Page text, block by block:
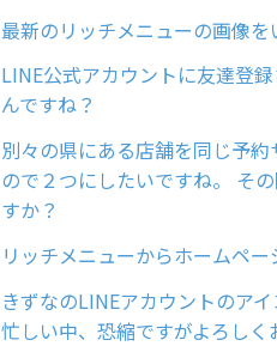
最新のリッチメニューの画像を
LINE公式アカウントに友達登
んですね？
別々の県にある店舗を同じ予
ので２つにしたいですね。 そ
すか？
リッチメニューからホームペ
きずなのLINEアカウントのア
忙しい中、恐縮ですがよろしく